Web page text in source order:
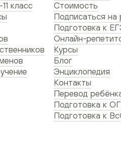
Стоимость
Подписаться на
Подготовка к
Онлайн-
Курсы
Блог
Энциклопедия
Контакты
Перевод
Подготовка к
Подготовка к
класс